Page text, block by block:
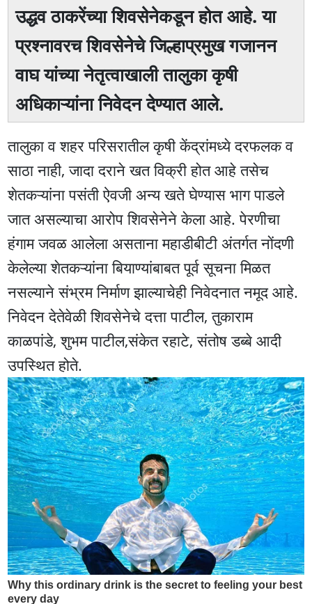
उद्धव ठाकरेंच्या शिवसेनेकडून होत आहे. या
प्रश्नावरच शिवसेनेचे जिल्हाप्रमुख गजानन
वाघ यांच्या नेतृत्वाखाली तालुका कृषी
अधिकाऱ्यांना निवेदन देण्यात आले.
तालुका व शहर परिसरातील कृषी केंद्रांमध्ये दरफलक व
साठा नाही, जादा दराने खत विक्री होत आहे तसेच
शेतकऱ्यांना पसंती ऐवजी अन्य खते घेण्यास भाग पाडले
जात असल्याचा आरोप शिवसेनेने केला आहे. पेरणीचा
हंगाम जवळ आलेला असताना महाडीबीटी अंतर्गत नोंदणी
केलेल्या शेतकऱ्यांना बियाण्यांबाबत पूर्व सूचना मिळत
नसल्याने संभ्रम निर्माण झाल्याचेही निवेदनात नमूद आहे.
निवेदन देतेवेळी शिवसेनेचे दत्ता पाटील, तुकाराम
काळपांडे, शुभम पाटील,संकेत रहाटे, संतोष डब्बे आदी
उपस्थित होते.